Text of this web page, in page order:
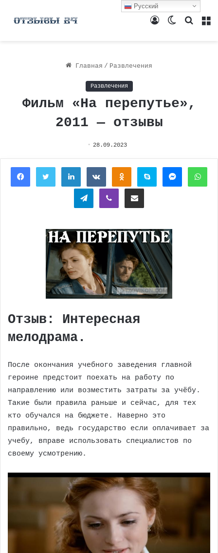
Поиск
Switch
Войти
Главная / Развлечения
Развлечения
Фильм «На перепутье»,
2011 — отзывы
28.09.2023
FacebookTwitterLinkedInВконтактеОдноклассники
Skype Messenger
TelegramViber Поделиться через электронную почту
Отзыв: Интересная
мелодрама.
После окончания учебного заведения главной
героине предстоит поехать на работу по
направлению или возместить затраты за учёбу.
Такие были правила раньше и сейчас, для тех
кто обучался на бюджете. Наверно это
правильно, ведь государство если оплачивает за
учебу, вправе использовать специалистов по
своему усмотрению.
Русский